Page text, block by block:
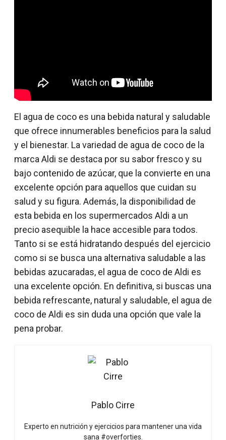
El agua de coco es una bebida natural y saludable
que ofrece innumerables beneficios para la salud
y el bienestar. La variedad de agua de coco de la
marca Aldi se destaca por su sabor fresco y su
bajo contenido de azúcar, que la convierte en una
excelente opción para aquellos que cuidan su
salud y su figura. Además, la disponibilidad de
esta bebida en los supermercados Aldi a un
precio asequible la hace accesible para todos.
Tanto si se está hidratando después del ejercicio
como si se busca una alternativa saludable a las
bebidas azucaradas, el agua de coco de Aldi es
una excelente opción. En definitiva, si buscas una
bebida refrescante, natural y saludable, el agua de
coco de Aldi es sin duda una opción que vale la
pena probar.
Pablo Cirre
Experto en nutrición y ejercicios para mantener una vida
sana #overforties.